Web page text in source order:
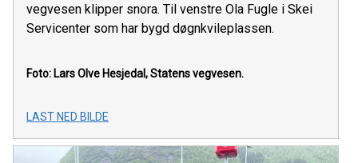
vegvesen klipper snora. Til venstre Ola Fugle i Skei
Servicenter som har bygd døgnkvileplassen.
Foto: Lars Olve Hesjedal, Statens vegvesen.
LAST NED BILDE